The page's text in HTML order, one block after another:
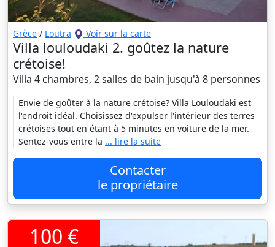
Grèce / Loutra Voir sur la carte
Villa louloudaki 2. goûtez la nature
crétoise!
Villa 4 chambres, 2 salles de bain jusqu'à 8 personnes
Envie de goûter à la nature crétoise? Villa Louloudaki est
l'endroit idéal. Choisissez d'expulser l'intérieur des terres
crétoises tout en étant à 5 minutes en voiture de la mer.
Sentez-vous entre la ... lire la suite
Contacter
le propriétaire
100 €